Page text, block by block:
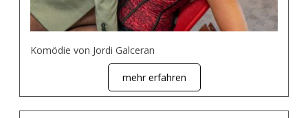
Komödie von Jordi Galceran
mehr erfahren